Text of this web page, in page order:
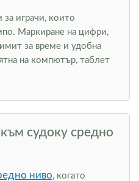
играчи, които
Маркиране на цифри,
за време и удобна
на компютър, таблет
судоку средно
ниво, когато